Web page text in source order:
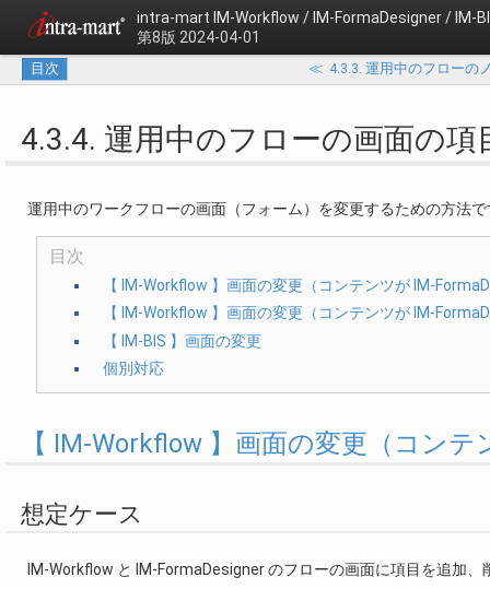
intra-mart IM-Workflow / IM-FormaDesigner / IM-
第8版 2024-04-01
目次 ≪ 4.3.3. 運用中のフローの
4.3.4. 運用中のフローの画面の
運用中のワークフローの画面（フォーム）を変更するための方法で
目次
【 IM-Workflow 】画面の変更（コンテンツが IM-
【 IM-Workflow 】画面の変更（コンテンツが IM-
【 IM-BIS 】画面の変更
個別対応
【 IM-Workflow 】画面の変更（コン
想定ケース
IM-Workflow と IM-FormaDesigner のフローの画面に項目を追加